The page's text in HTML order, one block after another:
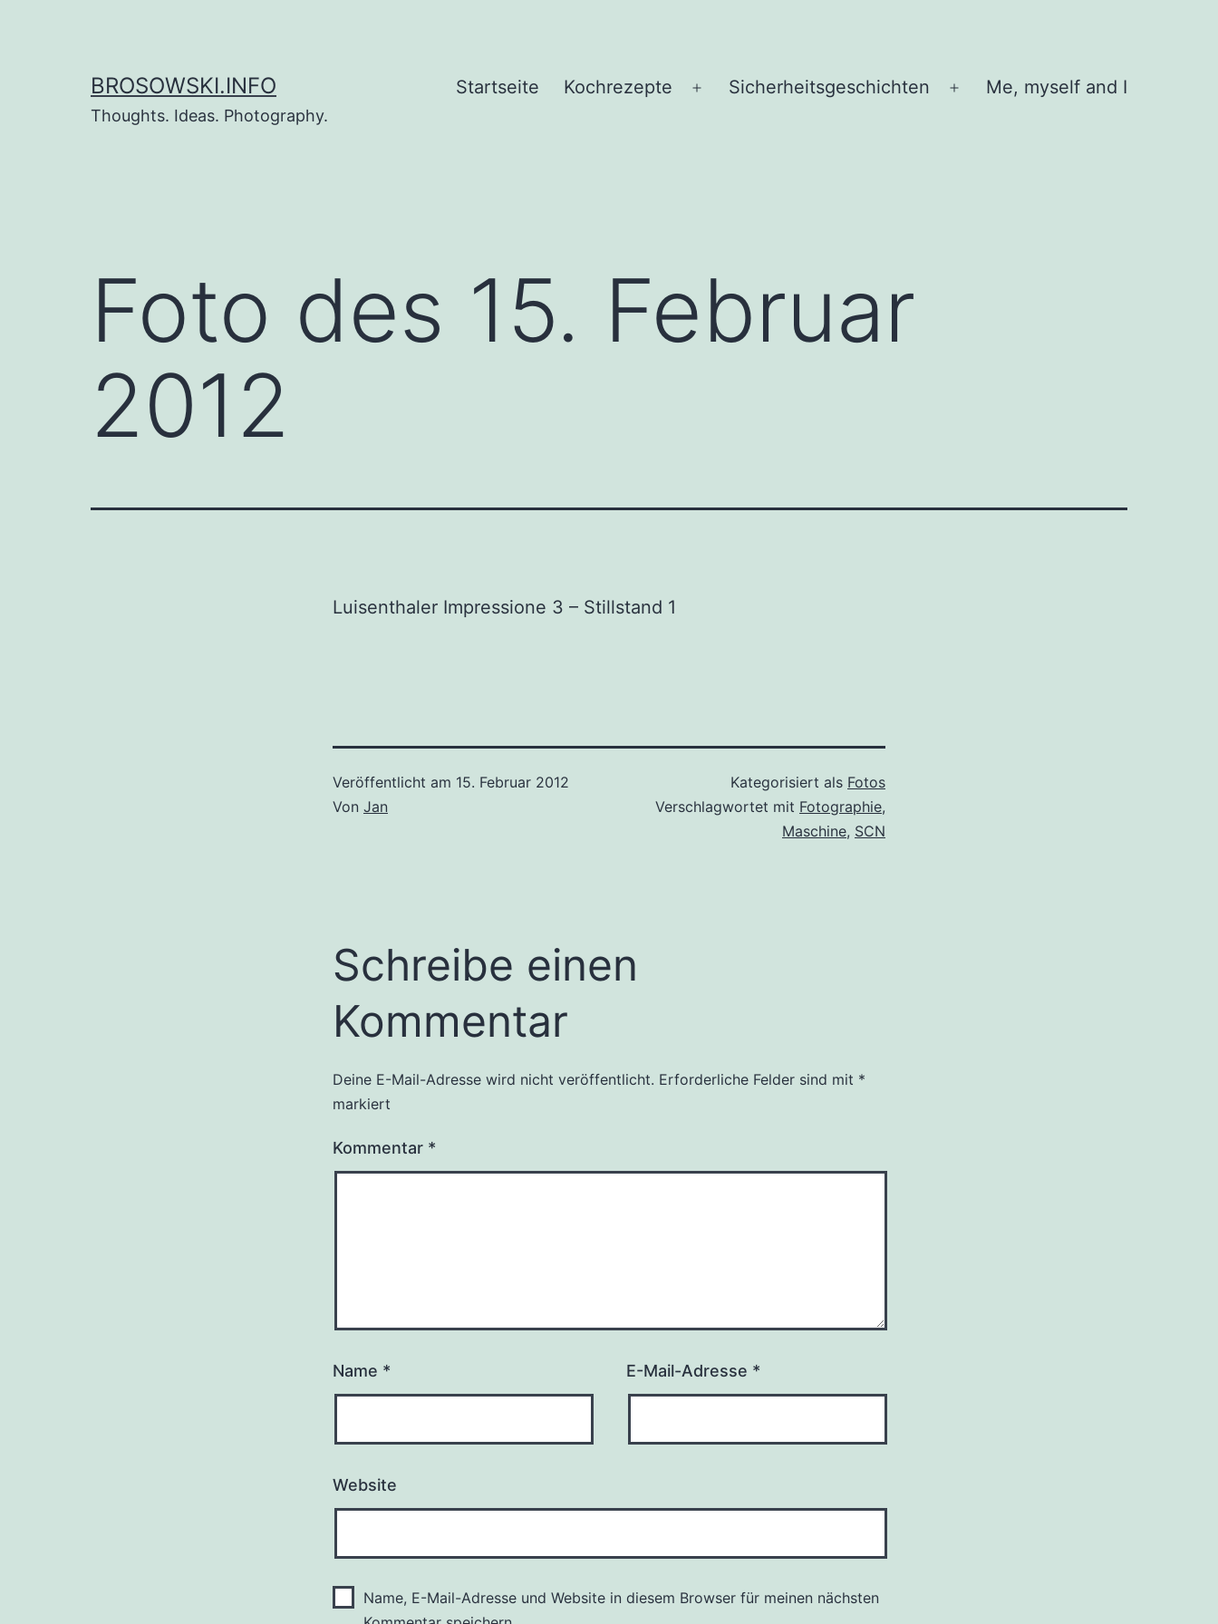
BROSOWSKI.INFO
Thoughts. Ideas. Photography.
Startseite Kochrezepte
Menü
Sicherheitsgeschichten
Menü
Me, myself and I
Foto des 15. Februar
2012
Luisenthaler Impressione 3 – Stillstand 1
Veröffentlicht am 15. Februar 2012
Von Jan
Kategorisiert als Fotos
Verschlagwortet mit Fotographie,
Maschine, SCN
Schreibe einen
Kommentar
Deine E-Mail-Adresse wird nicht veröffentlicht. Erforderliche Felder sind mit *
markiert
Kommentar *
Name * E-Mail-Adresse *
Website
Name, E-Mail-Adresse und Website in diesem Browser für meinen nächsten